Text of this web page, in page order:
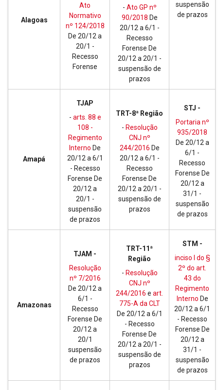
suspensão
de prazos
Alagoas
Ato
Normativo
nº 124/2018
De 20/12 a
20/1 -
Recesso
Forense
- Ato GP nº
90/2018 De
20/12 a 6/1 -
Recesso
Forense De
20/12 a 20/1 -
suspensão de
prazos
Amapá
TJAP
- arts. 88 e
108 -
Regimento
Interno De
20/12 a 6/1
- Recesso
Forense De
20/12 a
20/1 -
suspensão
de prazos
TRT-8ª Região
- Resolução
CNJ nº
244/2016 De
20/12 a 6/1 -
Recesso
Forense De
20/12 a 20/1 -
suspensão de
prazos
STJ -
Portaria nº
935/2018
De 20/12 a
6/1 -
Recesso
Forense De
20/12 a
31/1 -
suspensão
de prazos
Amazonas
TJAM -
Resolução
nº 7/2016
De 20/12 a
6/1 -
Recesso
Forense De
20/12 a
20/1
suspensão
de prazos
TRT-11ª
Região
- Resolução
CNJ nº
244/2016 e art.
775-A da CLT
De 20/12 a 6/1
- Recesso
Forense De
20/12 a 20/1 -
suspensão de
prazos
STM -
inciso I do §
2º do art.
43 do
Regimento
Interno De
20/12 a 6/1
- Recesso
Forense De
20/12 a
31/1 -
suspensão
de prazos